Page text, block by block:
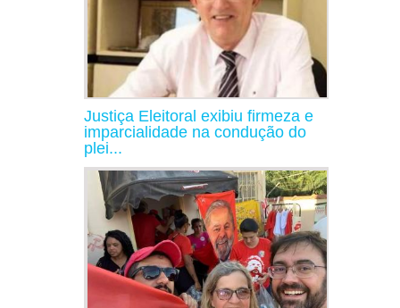
Justiça Eleitoral exibiu firmeza e
imparcialidade na condução do
plei...